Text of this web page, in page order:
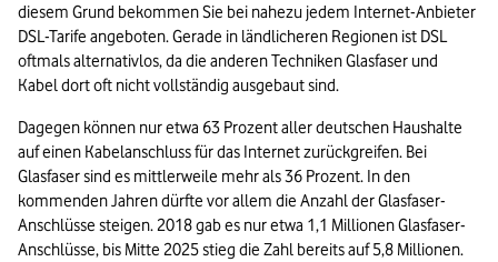
diesem Grund bekommen Sie bei nahezu jedem Internet-Anbieter
DSL-Tarife angeboten. Gerade in ländlicheren Regionen ist DSL
oftmals alternativlos, da die anderen Techniken Glasfaser und
Kabel dort oft nicht vollständig ausgebaut sind.
Dagegen können nur etwa 63 Prozent aller deutschen Haushalte
auf einen Kabelanschluss für das Internet zurückgreifen. Bei
Glasfaser sind es mittlerweile mehr als 36 Prozent. In den
kommenden Jahren dürfte vor allem die Anzahl der Glasfaser-
Anschlüsse steigen. 2018 gab es nur etwa 1,1 Millionen Glasfaser-
Anschlüsse, bis Mitte 2025 stieg die Zahl bereits auf 5,8 Millionen.